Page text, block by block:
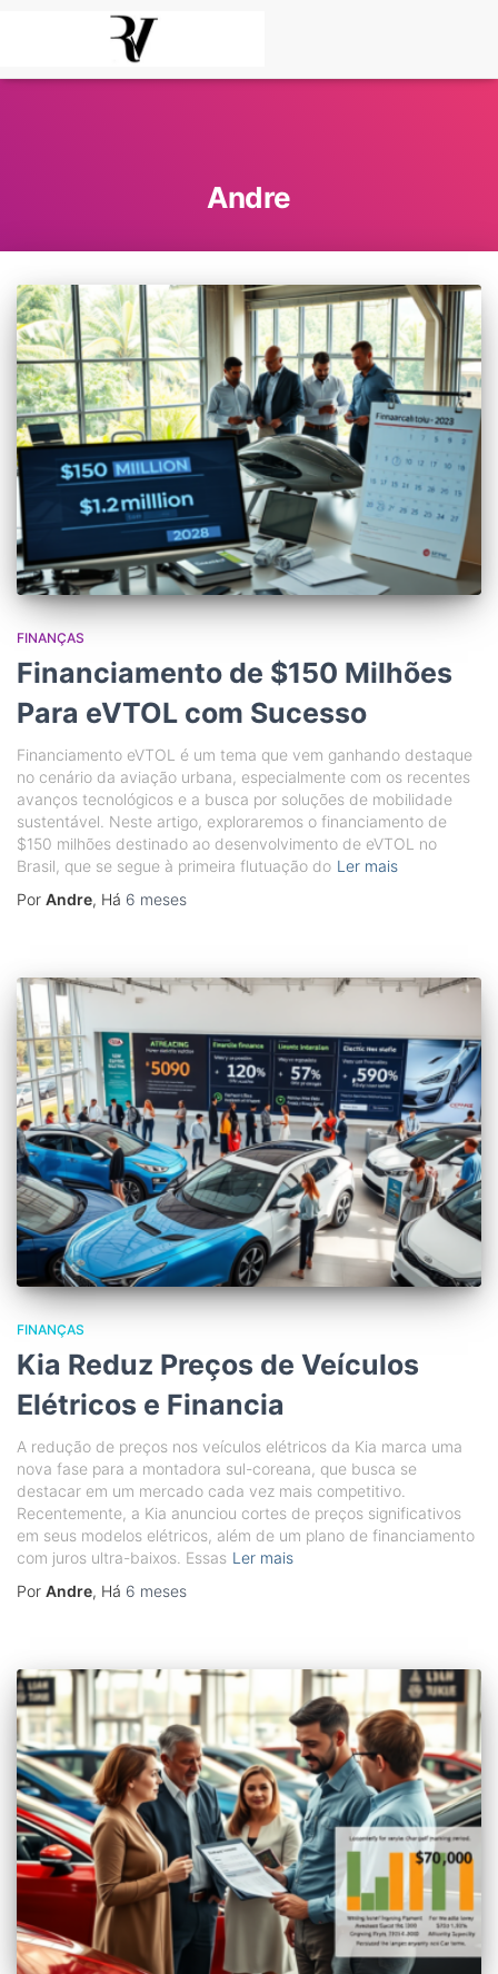
Andre
FINANÇAS
Financiamento de $150 Milhões
Para eVTOL com Sucesso
Financiamento eVTOL é um tema que vem ganhando destaque
no cenário da aviação urbana, especialmente com os recentes
avanços tecnológicos e a busca por soluções de mobilidade
sustentável. Neste artigo, exploraremos o financiamento de
$150 milhões destinado ao desenvolvimento de eVTOL no
Brasil, que se segue à primeira flutuação do Ler mais
Por Andre, Há 6 meses
FINANÇAS
Kia Reduz Preços de Veículos
Elétricos e Financia
A redução de preços nos veículos elétricos da Kia marca uma
nova fase para a montadora sul-coreana, que busca se
destacar em um mercado cada vez mais competitivo.
Recentemente, a Kia anunciou cortes de preços significativos
em seus modelos elétricos, além de um plano de financiamento
com juros ultra-baixos. Essas Ler mais
Por Andre, Há 6 meses